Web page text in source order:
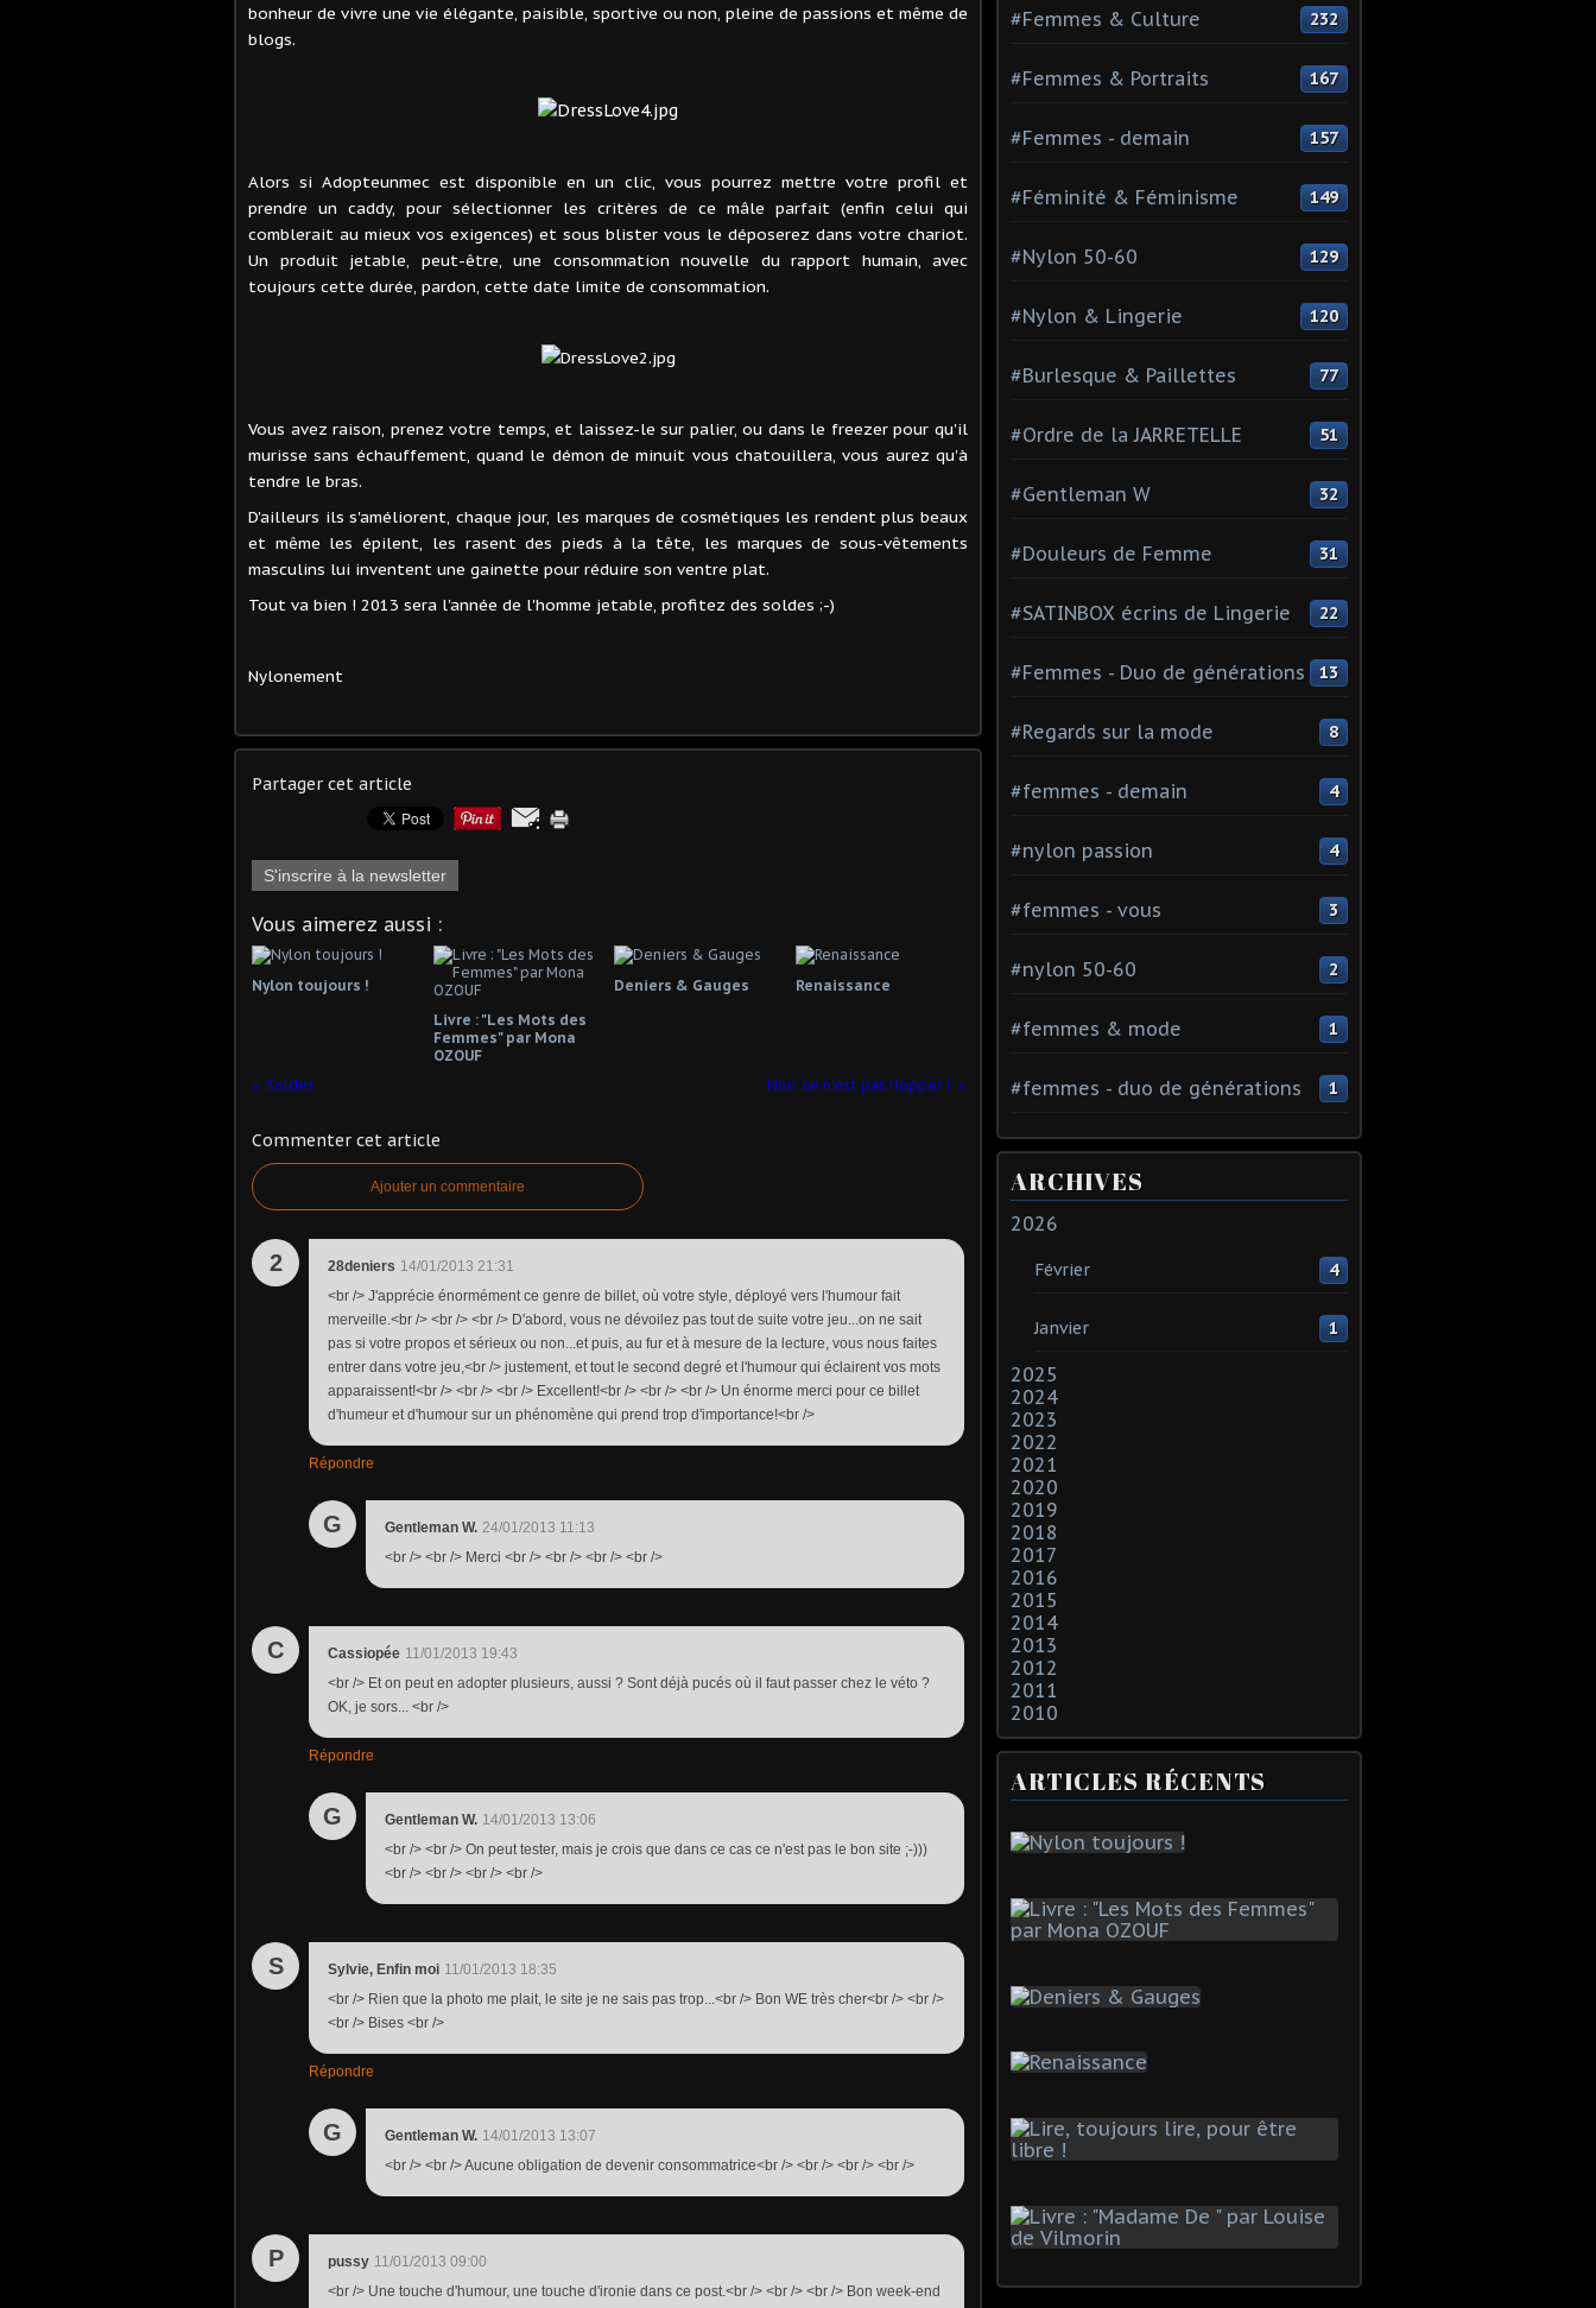
bonheur de vivre une vie élégante, paisible, sportive ou non, pleine de passions et même de
blogs.
Alors si Adopteunmec est disponible en un clic, vous pourrez mettre votre profil et
prendre un caddy, pour sélectionner les critères de ce mâle parfait (enfin celui qui
comblerait au mieux vos exigences) et sous blister vous le déposerez dans votre chariot.
Un produit jetable, peut-être, une consommation nouvelle du rapport humain, avec
toujours cette durée, pardon, cette date limite de consommation.
Vous avez raison, prenez votre temps, et laissez-le sur palier, ou dans le freezer pour qu'il
murisse sans échauffement, quand le démon de minuit vous chatouillera, vous aurez qu'à
tendre le bras.
D'ailleurs ils s'améliorent, chaque jour, les marques de cosmétiques les rendent plus beaux
et même les épilent, les rasent des pieds à la tête, les marques de sous-vêtements
masculins lui inventent une gainette pour réduire son ventre plat.
Tout va bien ! 2013 sera l'année de l'homme jetable, profitez des soldes ;-)
Nylonement
Partager cet article
S'inscrire à la newsletter
Vous aimerez aussi :
Nylon toujours !
Livre : "Les Mots des
Femmes" par Mona
OZOUF
Deniers & Gauges Renaissance
Soldes Non, ce n'est pas Hopper !
Commenter cet article
Ajouter un commentaire
2 28deniers 14/01/2013 21:31
<br /> J'apprécie énormément ce genre de billet, où votre style, déployé vers l'humour fait
merveille.<br /> <br /> <br /> D'abord, vous ne dévoilez pas tout de suite votre jeu...on ne sait
pas si votre propos et sérieux ou non...et puis, au fur et à mesure de la lecture, vous nous faites
entrer dans votre jeu,<br /> justement, et tout le second degré et l'humour qui éclairent vos mots
apparaissent!<br /> <br /> <br /> Excellent!<br /> <br /> <br /> Un énorme merci pour ce billet
d'humeur et d'humour sur un phénomène qui prend trop d'importance!<br />
Répondre
G Gentleman W. 24/01/2013 11:13
<br /> <br /> Merci <br /> <br /> <br /> <br />
C Cassiopée 11/01/2013 19:43
<br /> Et on peut en adopter plusieurs, aussi ? Sont déjà pucés où il faut passer chez le véto ?
OK, je sors... <br />
Répondre
G Gentleman W. 14/01/2013 13:06
<br /> <br /> On peut tester, mais je crois que dans ce cas ce n'est pas le bon site ;-)))
<br /> <br /> <br /> <br />
S Sylvie, Enfin moi 11/01/2013 18:35
<br /> Rien que la photo me plait, le site je ne sais pas trop...<br /> Bon WE très cher<br /> <br />
<br /> Bises <br />
Répondre
G Gentleman W. 14/01/2013 13:07
<br /> <br /> Aucune obligation de devenir consommatrice<br /> <br /> <br /> <br />
P pussy 11/01/2013 09:00
<br /> Une touche d'humour, une touche d'ironie dans ce post.<br /> <br /> <br /> Bon week-end
#Femmes & Culture 232
#Femmes & Portraits 167
#Femmes - demain 157
#Féminité & Féminisme 149
#Nylon 50-60 129
#Nylon & Lingerie 120
#Burlesque & Paillettes 77
#Ordre de la JARRETELLE 51
#Gentleman W 32
#Douleurs de Femme 31
#SATINBOX écrins de Lingerie 22
#Femmes - Duo de générations 13
#Regards sur la mode 8
#femmes - demain 4
#nylon passion 4
#femmes - vous 3
#nylon 50-60 2
#femmes & mode 1
#femmes - duo de générations 1
ARCHIVES
2026
Février 4
Janvier 1
2025
2024
2023
2022
2021
2020
2019
2018
2017
2016
2015
2014
2013
2012
2011
2010
ARTICLES RÉCENTS